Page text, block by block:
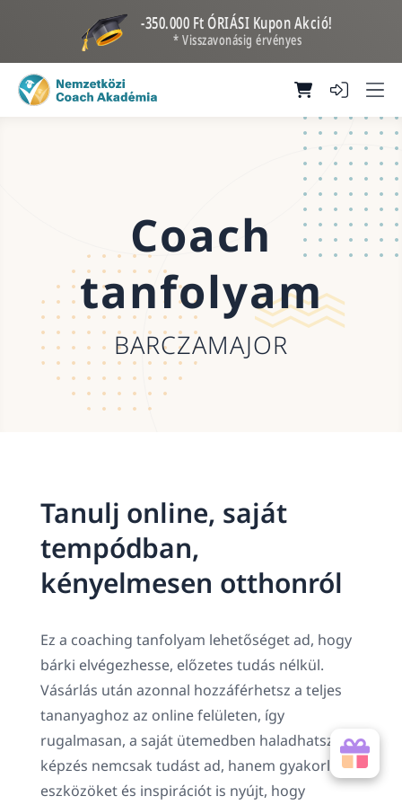
-350.000 Ft ÓRIÁSI Kupon Akció!
* Visszavonásig érvényes
Coach
tanfolyam
BARCZAMAJOR
Tanulj online, saját
tempódban,
kényelmesen otthonról
Ez a coaching tanfolyam lehetőséget ad, hogy
bárki elvégezhesse, előzetes tudás nélkül.
Vásárlás után azonnal hozzáférhetsz a teljes
tananyaghoz az online felületen, így
rugalmasan, a saját ütemedben haladhatsz. A
képzés nemcsak tudást ad, hanem gyakorlati
eszközöket és inspirációt is nyújt, hogy